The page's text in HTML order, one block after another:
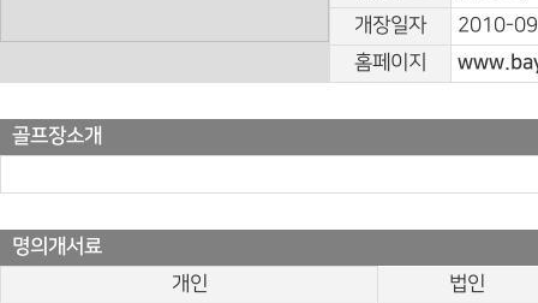
개장일자
2010-
홈페이지
골프장소개
명의개서료
개인
법인